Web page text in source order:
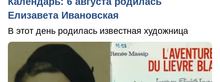
Елизавета Ивановская
В этот день родилась известная художница